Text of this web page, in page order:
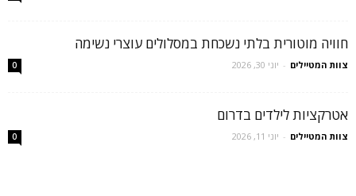
חוויה מוטורית בלתי נשכחת במסלולים עוצרי נשימה
צוות המטיילים - יוני 30, 2026 0
אטרקציות לילדים בדרום
צוות המטיילים - יוני 11, 2026 0